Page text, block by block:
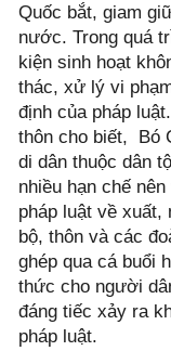
Quốc bắt, giam
nước. Trong quá
kiện sinh hoạt
thác, xử lý vi
định của pháp
thôn cho biết, Bó
di dân thuộc dân
nhiều hạn chế
pháp luật về xuất,
bộ, thôn và các
ghép qua cá buổi
thức cho người
đáng tiếc xảy ra
pháp luật.